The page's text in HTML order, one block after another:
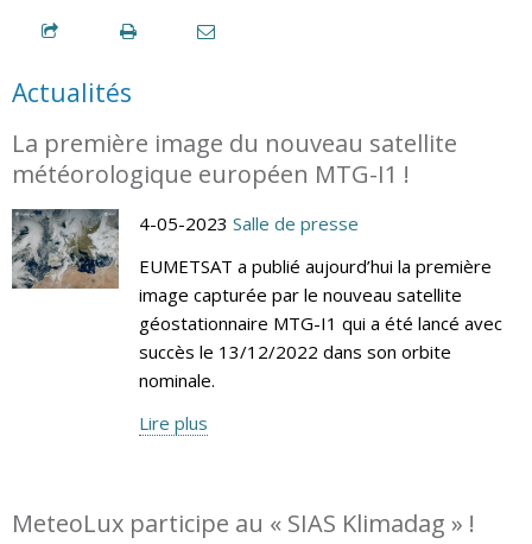
Actualités
La première image du nouveau satellite
météorologique européen MTG-I1 !
4-05-2023 Salle de presse
EUMETSAT a publié aujourd’hui la première
image capturée par le nouveau satellite
géostationnaire MTG-I1 qui a été lancé avec
succès le 13/12/2022 dans son orbite
nominale.
Lire plus
MeteoLux participe au « SIAS Klimadag » !